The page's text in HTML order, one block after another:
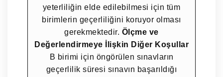
yeterliliğin elde edilebilmesi için tüm
birimlerin geçerliliğini koruyor olması
gerekmektedir. Ölçme ve
Değerlendirmeye İlişkin Diğer Koşullar
B birimi için öngörülen sınavların
geçerlilik süresi sınavın başarıldığı